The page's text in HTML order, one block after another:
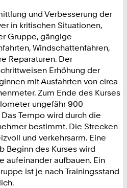
und Verbesserung der
in kritischen Situationen,
Gruppe, gängige
Windschattenfahren,
Reparaturen. Der
Erhöhung der
mit Ausfahrten von circa
Zum Ende des Kurses
ungefähr 900
Tempo wird durch die
bestimmt. Die Strecken
und verkehrsarm. Eine
Beginn des Kurses wird
aufeinander aufbauen. Ein
ist je nach Trainingsstand